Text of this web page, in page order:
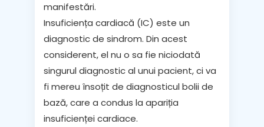
manifestări.
Insuficiența cardiacă (IC) este un
diagnostic de sindrom. Din acest
considerent, el nu o sa fie niciodată
singurul diagnostic al unui pacient, ci va
fi mereu însoțit de diagnosticul bolii de
bază, care a condus la apariția
insuficienței cardiace.